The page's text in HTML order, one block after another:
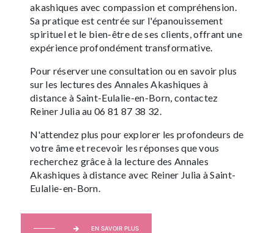
akashiques avec compassion et compréhension.
Sa pratique est centrée sur l'épanouissement
spirituel et le bien-être de ses clients, offrant une
expérience profondément transformative.
Pour réserver une consultation ou en savoir plus
sur les lectures des Annales Akashiques à
distance à Saint-Eulalie-en-Born, contactez
Reiner Julia au 06 81 87 38 32.
N'attendez plus pour explorer les profondeurs de
votre âme et recevoir les réponses que vous
recherchez grâce à la lecture des Annales
Akashiques à distance avec Reiner Julia à Saint-
Eulalie-en-Born.
EN SAVOIR PLUS